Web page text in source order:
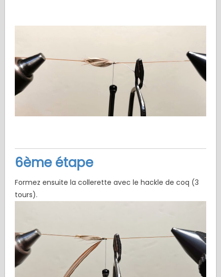
6ème étape
Formez ensuite la collerette avec le hackle de coq (3
tours).